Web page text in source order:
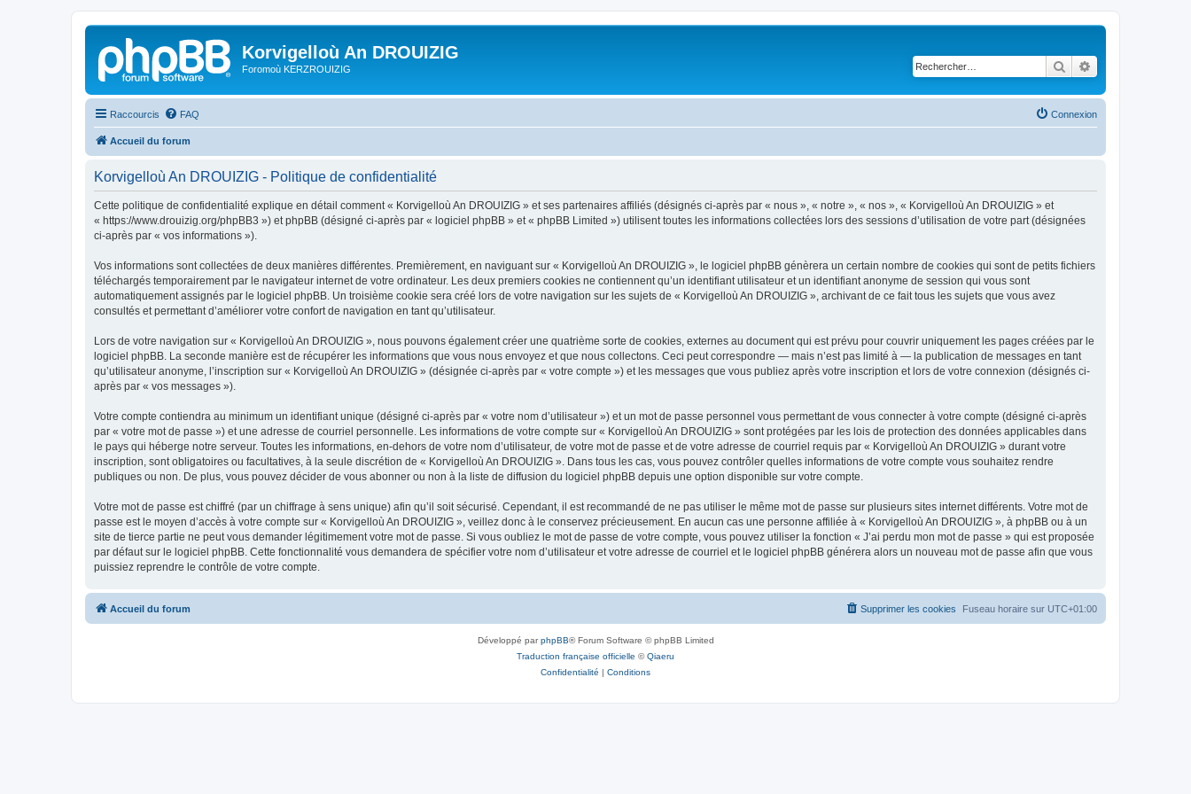
Korvigelloù An DROUIZIG
Foromoù KERZROUIZIG Rechercher
Raccourcis FAQ Connexion
Accueil du forum
Korvigelloù An DROUIZIG - Politique de confidentialité
Cette politique de confidentialité explique en détail comment « Korvigelloù An DROUIZIG » et ses partenaires affiliés (désignés ci-après par « nous », « notre », « nos », « Korvigelloù An DROUIZIG » et
« https://www.drouizig.org/phpBB3 ») et phpBB (désigné ci-après par « logiciel phpBB » et « phpBB Limited ») utilisent toutes les informations collectées lors des sessions d’utilisation de votre part (désignées
ci-après par « vos informations »).
Vos informations sont collectées de deux manières différentes. Premièrement, en naviguant sur « Korvigelloù An DROUIZIG », le logiciel phpBB génèrera un certain nombre de cookies qui sont de petits fichiers
téléchargés temporairement par le navigateur internet de votre ordinateur. Les deux premiers cookies ne contiennent qu’un identifiant utilisateur et un identifiant anonyme de session qui vous sont
automatiquement assignés par le logiciel phpBB. Un troisième cookie sera créé lors de votre navigation sur les sujets de « Korvigelloù An DROUIZIG », archivant de ce fait tous les sujets que vous avez
consultés et permettant d’améliorer votre confort de navigation en tant qu’utilisateur.
Lors de votre navigation sur « Korvigelloù An DROUIZIG », nous pouvons également créer une quatrième sorte de cookies, externes au document qui est prévu pour couvrir uniquement les pages créées par le
logiciel phpBB. La seconde manière est de récupérer les informations que vous nous envoyez et que nous collectons. Ceci peut correspondre — mais n’est pas limité à — la publication de messages en tant
qu’utilisateur anonyme, l’inscription sur « Korvigelloù An DROUIZIG » (désignée ci-après par « votre compte ») et les messages que vous publiez après votre inscription et lors de votre connexion (désignés ci-
après par « vos messages »).
Votre compte contiendra au minimum un identifiant unique (désigné ci-après par « votre nom d’utilisateur ») et un mot de passe personnel vous permettant de vous connecter à votre compte (désigné ci-après
par « votre mot de passe ») et une adresse de courriel personnelle. Les informations de votre compte sur « Korvigelloù An DROUIZIG » sont protégées par les lois de protection des données applicables dans
le pays qui héberge notre serveur. Toutes les informations, en-dehors de votre nom d’utilisateur, de votre mot de passe et de votre adresse de courriel requis par « Korvigelloù An DROUIZIG » durant votre
inscription, sont obligatoires ou facultatives, à la seule discrétion de « Korvigelloù An DROUIZIG ». Dans tous les cas, vous pouvez contrôler quelles informations de votre compte vous souhaitez rendre
publiques ou non. De plus, vous pouvez décider de vous abonner ou non à la liste de diffusion du logiciel phpBB depuis une option disponible sur votre compte.
Votre mot de passe est chiffré (par un chiffrage à sens unique) afin qu’il soit sécurisé. Cependant, il est recommandé de ne pas utiliser le même mot de passe sur plusieurs sites internet différents. Votre mot de
passe est le moyen d’accès à votre compte sur « Korvigelloù An DROUIZIG », veillez donc à le conservez précieusement. En aucun cas une personne affiliée à « Korvigelloù An DROUIZIG », à phpBB ou à un
site de tierce partie ne peut vous demander légitimement votre mot de passe. Si vous oubliez le mot de passe de votre compte, vous pouvez utiliser la fonction « J’ai perdu mon mot de passe » qui est proposée
par défaut sur le logiciel phpBB. Cette fonctionnalité vous demandera de spécifier votre nom d’utilisateur et votre adresse de courriel et le logiciel phpBB générera alors un nouveau mot de passe afin que vous
puissiez reprendre le contrôle de votre compte.
Accueil du forum Fuseau horaire sur UTC+01:00
Supprimer les cookies
Développé parphpBB® Forum Software © phpBB Limited
Traduction française officielle ©Qiaeru
Confidentialité | Conditions